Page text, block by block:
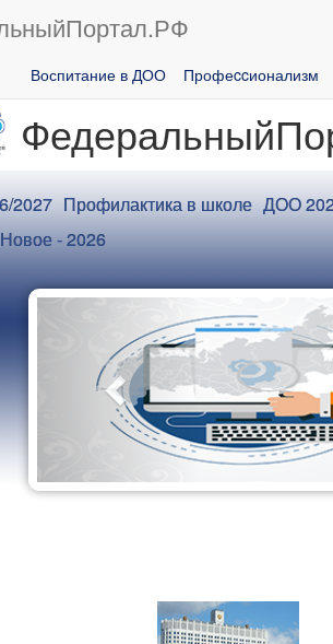
Воспитание в ДОО Профеccионализм
2027 Профилактика в школе ДОО
Новое - 2026